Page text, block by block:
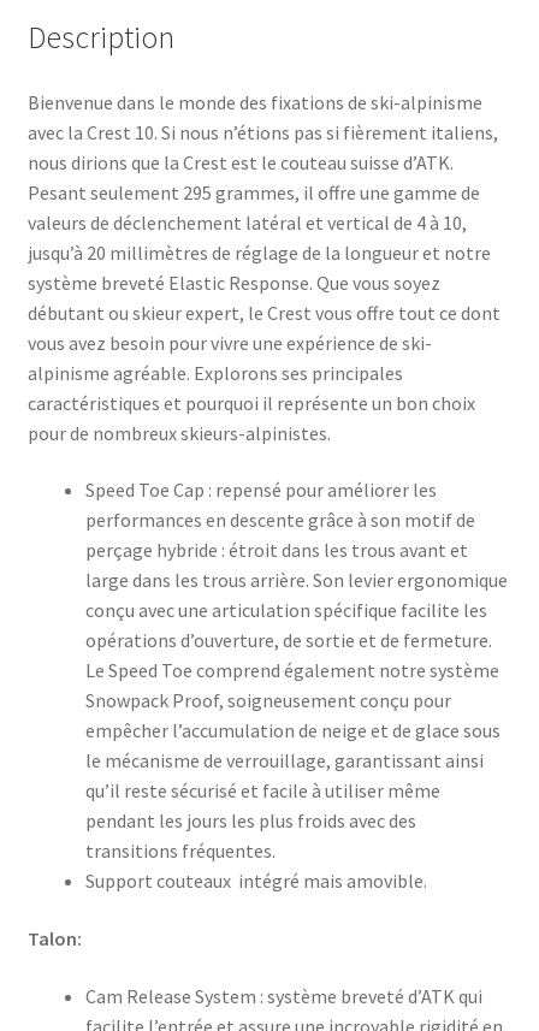
Description
Bienvenue dans le monde des fixations de ski-alpinisme
avec la Crest 10. Si nous n’étions pas si fièrement italiens,
nous dirions que la Crest est le couteau suisse d’ATK.
Pesant seulement 295 grammes, il offre une gamme de
valeurs de déclenchement latéral et vertical de 4 à 10,
jusqu’à 20 millimètres de réglage de la longueur et notre
système breveté Elastic Response. Que vous soyez
débutant ou skieur expert, le Crest vous offre tout ce dont
vous avez besoin pour vivre une expérience de ski-
alpinisme agréable. Explorons ses principales
caractéristiques et pourquoi il représente un bon choix
pour de nombreux skieurs-alpinistes.
Speed ​​​​Toe Cap : repensé pour améliorer les
performances en descente grâce à son motif de
perçage hybride : étroit dans les trous avant et
large dans les trous arrière. Son levier ergonomique
conçu avec une articulation spécifique facilite les
opérations d’ouverture, de sortie et de fermeture.
Le Speed ​​​​Toe comprend également notre système
Snowpack Proof, soigneusement conçu pour
empêcher l’accumulation de neige et de glace sous
le mécanisme de verrouillage, garantissant ainsi
qu’il reste sécurisé et facile à utiliser même
pendant les jours les plus froids avec des
transitions fréquentes.
Support couteaux intégré mais amovible.
Talon:
Cam Release System : système breveté d’ATK qui
facilite l’entrée et assure une incroyable rigidité en